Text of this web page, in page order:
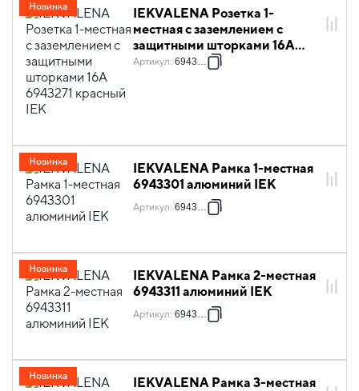
IEKVALENA Розетка 1-
местная с заземлением с
защитными шторками 16А
6943271 красный IEK
Артикул: 6943271
Новинка
IEKVALENA Рамка 1-местная
6943301 алюминий IEK
Артикул: 6943301
Новинка
IEKVALENA Рамка 2-местная
6943311 алюминий IEK
Артикул: 6943311
Новинка
IEKVALENA Рамка 3-местная
Новинка